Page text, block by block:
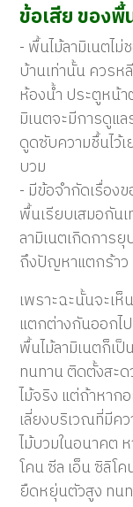
ข้อเสีย ของพื้
- พื้นไม้ลามิเนตไ
บ้านเท่านั้น ควรห
ห้องน้ำ ประตูหน้า
มิเนตจะมีการดูแ
ดูดซับความชื้นไว้
บวม
- มีข้อจำกัดเรื่อง
พื้นเรียบเสมอกัน
ลามิเนตเกิดการ
ถึงปัญหาแตกร้า
เพราะฉะนั้นจะเห็
แตกต่างกันออกไ
พื้นไม้ลามิเนตก็เ
ทนทาน ติดตั้งสะ
ไม้จริง แต่ถ้าหา
เลี่ยงบริเวณที่มีค
ไม้บวมในอนาคต
โคน ซีล เอ็น ซิลิโ
ยืดหยุ่นตัวสูง ทน